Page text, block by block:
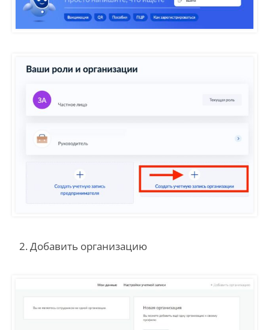
2. Добавить организацию